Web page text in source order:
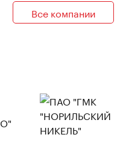
Все компании